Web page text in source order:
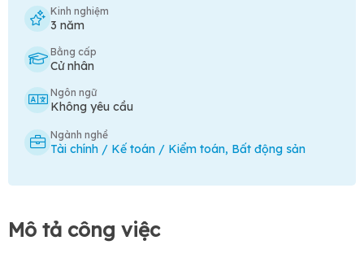
Kinh nghiệm
3 năm
Bằng cấp
Cử nhân
Ngôn ngữ
Không yêu cầu
Ngành nghề
Tài chính / Kế toán / Kiểm toán, Bất động sản
Mô tả công việc